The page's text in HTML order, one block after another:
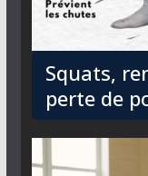
Squats,
perte de